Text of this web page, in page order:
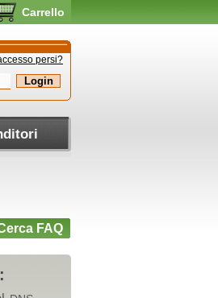
Carrello
persi?
FAQ